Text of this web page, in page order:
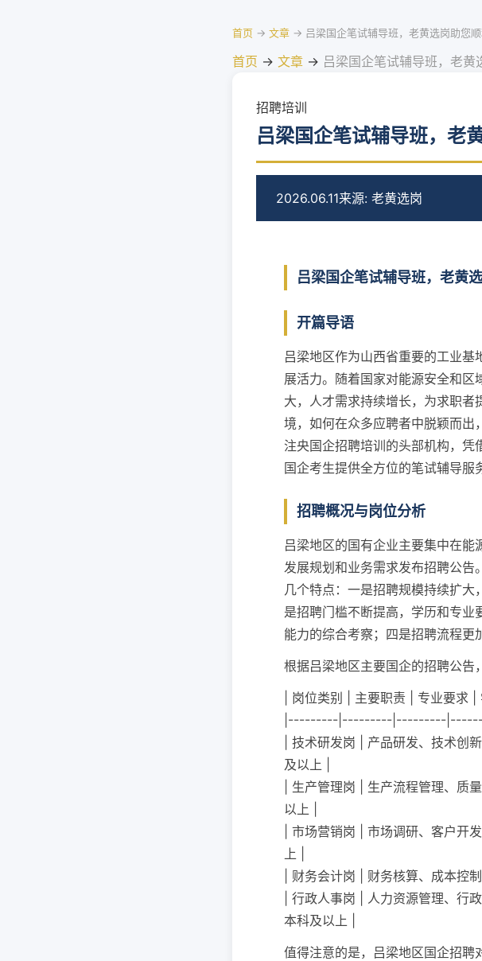
首页 → 文章 → 吕梁国企笔试辅导班，老黄选岗助您
首页 → 文章 → 吕梁国企笔试辅导班，老黄
招聘培训
吕梁国企笔试辅导班，老
2026.06.11来源: 老黄选岗
吕梁国企笔试辅导班，老黄
开篇导语
吕梁地区作为山西省重要的工业
展活力。随着国家对能源安全和
大，人才需求持续增长，为求职
境，如何在众多应聘者中脱颖而出
注央国企招聘培训的头部机构，
国企考生提供全方位的笔试辅导服
招聘概况与岗位分析
吕梁地区的国有企业主要集中在
发展规划和业务需求发布招聘公告
几个特点：一是招聘规模持续扩
是招聘门槛不断提高，学历和专
能力的综合考察；四是招聘流程更
根据吕梁地区主要国企的招聘公告
| 岗位类别 | 主要职责 | 专业要求 |
|---------|---------|---------
| 技术研发岗 | 产品研发、技术创
及以上 |
| 生产管理岗 | 生产流程管理、质
以上 |
| 市场营销岗 | 市场调研、客户开
上 |
| 财务会计岗 | 财务核算、成本控
| 行政人事岗 | 人力资源管理、行
本科及以上 |
值得注意的是，吕梁地区国企招聘